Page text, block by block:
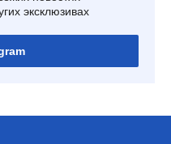
эксклюзивах